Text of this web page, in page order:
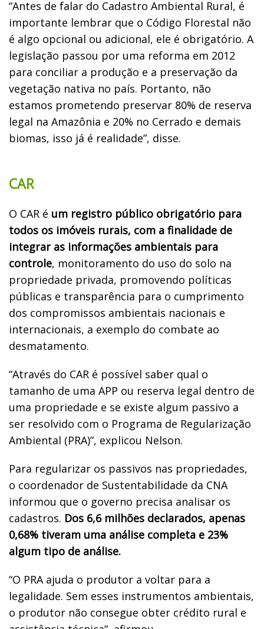
“Antes de falar do Cadastro Ambiental Rural, é
importante lembrar que o Código Florestal não
é algo opcional ou adicional, ele é obrigatório. A
legislação passou por uma reforma em 2012
para conciliar a produção e a preservação da
vegetação nativa no país. Portanto, não
estamos prometendo preservar 80% de reserva
legal na Amazônia e 20% no Cerrado e demais
biomas, isso já é realidade”, disse.
CAR
O CAR é um registro público obrigatório para
todos os imóveis rurais, com a finalidade de
integrar as informações ambientais para
controle, monitoramento do uso do solo na
propriedade privada, promovendo políticas
públicas e transparência para o cumprimento
dos compromissos ambientais nacionais e
internacionais, a exemplo do combate ao
desmatamento.
“Através do CAR é possível saber qual o
tamanho de uma APP ou reserva legal dentro de
uma propriedade e se existe algum passivo a
ser resolvido com o Programa de Regularização
Ambiental (PRA)”, explicou Nelson.
Para regularizar os passivos nas propriedades,
o coordenador de Sustentabilidade da CNA
informou que o governo precisa analisar os
cadastros. Dos 6,6 milhões declarados, apenas
0,68% tiveram uma análise completa e 23%
algum tipo de análise.
“O PRA ajuda o produtor a voltar para a
legalidade. Sem esses instrumentos ambientais,
o produtor não consegue obter crédito rural e